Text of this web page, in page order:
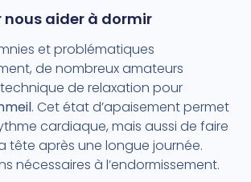
nous aider à dormir
et problématiques
de nombreux amateurs
de relaxation pour
. Cet état d’apaisement permet
cardiaque, mais aussi de faire
tête après une longue journée.
nécessaires à l’endormissement.